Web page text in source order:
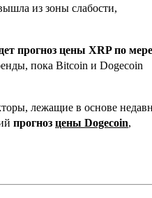
из зоны слабости,
прогноз цены XRP по мере
пока Bitcoin и Dogecoin
лежащие в основе
прогноз цены Dogecoin,